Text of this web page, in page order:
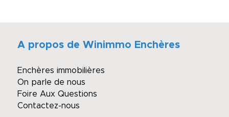
A propos de Winimmo Enchères
Enchères immobilières
On parle de nous
Foire Aux Questions
Contactez-nous